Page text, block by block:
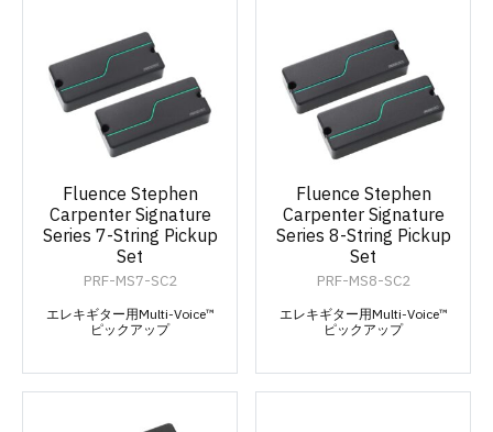
Fluence Stephen
Carpenter Signature
Series 7-String Pickup
Set
PRF-MS7-SC2
エレキギター用Multi-Voice™
ピックアップ
Fluence Stephen
Carpenter Signature
Series 8-String Pickup
Set
PRF-MS8-SC2
エレキギター用Multi-Voice™
ピックアップ